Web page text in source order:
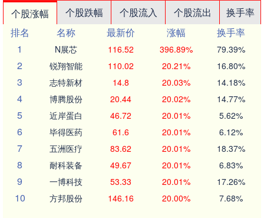
个股涨幅 个股跌幅 个股流入 个股流出
换手率
排名
名称 最新价 涨幅
换手率
1
N展芯 116.52 396.89% 79.39%
2 锐翔智能 110.02 20.21% 16.80%
3 志特新材 14.8 20.03% 14.18%
4 博腾股份 20.44 20.02% 14.77%
5 近岸蛋白 46.72 20.01% 5.62%
6 毕得医药 61.6 20.01% 6.12%
7 五洲医疗 83.62 20.01% 18.37%
8 耐科装备 49.67 20.01% 6.83%
9 一博科技 53.33 20.01% 17.26%
10 方邦股份 146.16 20.00% 7.68%